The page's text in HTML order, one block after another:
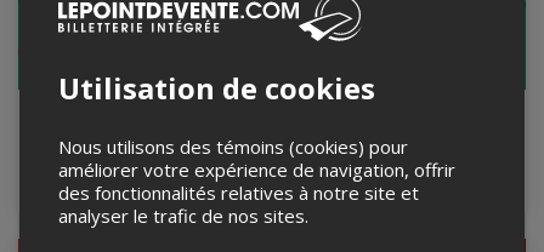
Industrielle Enr.
628354
Du 26 au 31 août 2026
Principale Enr. 628222
Du 26 au 31 août 2026
Utilisation de cookies
Nous utilisons des témoins (cookies) pour
améliorer votre expérience de navigation, offrir
des fonctionnalités relatives à notre site et
analyser le trafic de nos sites.